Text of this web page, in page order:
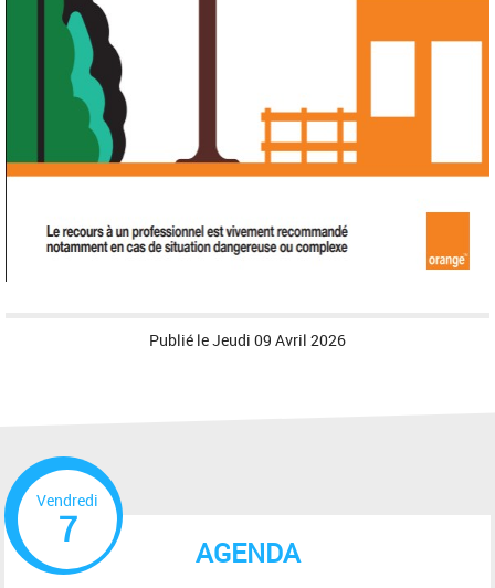
Publié leJeudi 09 Avril 2026
AGENDA
Vendredi
7